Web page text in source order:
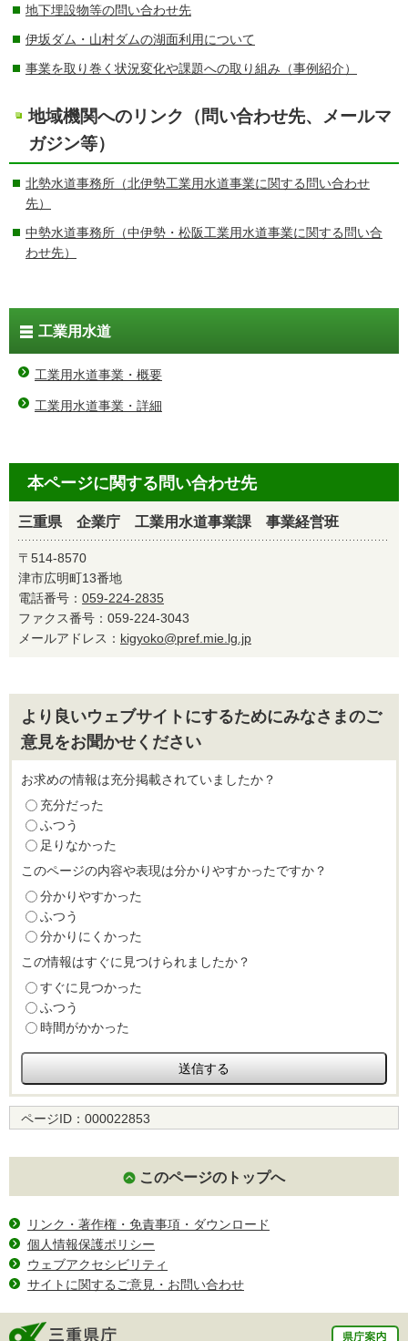
地下埋設物等の問い合わせ先
伊坂ダム・山村ダムの湖面利用について
事業を取り巻く状況変化や課題への取り組み（事例紹介）
地域機関へのリンク（問い合わせ先、メールマ
ガジン等）
北勢水道事務所（北伊勢工業用水道事業に関する問い合わせ
先）
中勢水道事務所（中伊勢・松阪工業用水道事業に関する問い合
わせ先）
工業用水道
工業用水道事業・概要
工業用水道事業・詳細
本ページに関する問い合わせ先
三重県 企業庁 工業用水道事業課 事業経営班
〒514-8570
津市広明町13番地
電話番号： 059-224-2835
ファクス番号：059-224-3043
メールアドレス： kigyoko@pref.mie.lg.jp
より良いウェブサイトにするためにみなさまのご
意見をお聞かせください
お求めの情報は充分掲載されていましたか？
充分だった
ふつう
足りなかった
このページの内容や表現は分かりやすかったですか？
分かりやすかった
ふつう
分かりにくかった
この情報はすぐに見つけられましたか？
すぐに見つかった
ふつう
時間がかかった
ページID： 000022853
このページのトップへ
リンク・著作権・免責事項・ダウンロード
個人情報保護ポリシー
ウェブアクセシビリティ
サイトに関するご意見・お問い合わせ